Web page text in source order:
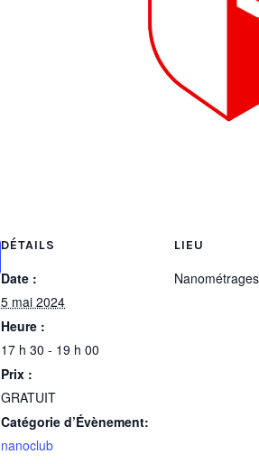
DÉTAILS
Date :
5 mai 2024
Heure :
17 h 30 - 19 h 00
Prix :
GRATUIT
Catégorie d’Évènement:
nanoclub
LIEU
Nanométrages